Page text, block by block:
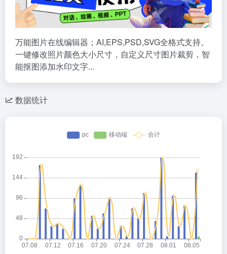
万能图片在线编辑器；AI,EPS,PSD,SVG全格式支持。
一键修改照片颜色大小尺寸，自定义尺寸图片裁剪，智
能抠图添加水印文字...
数据统计